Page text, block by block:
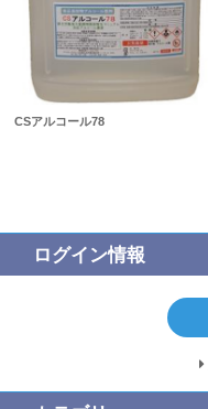
CSアルコール78
ログイン情報